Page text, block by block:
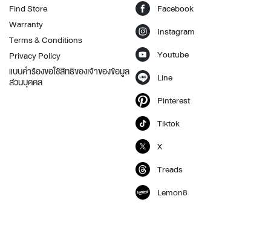
Find Store
Warranty
Terms & Conditions
Privacy Policy
แบบคำร้องขอใช้สิทธิของเจ้าของข้อมูล
ส่วนบุคคล
Facebook
Instagram
Youtube
Line
Pinterest
Tiktok
X
Treads
Lemon8